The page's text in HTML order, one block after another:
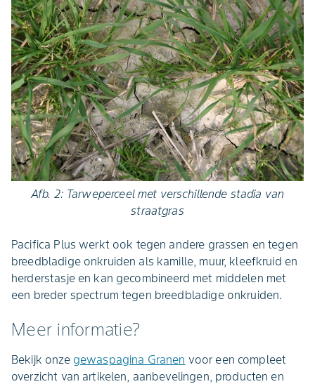
Afb. 2: Tarweperceel met verschillende stadia van
straatgras
Pacifica Plus werkt ook tegen andere grassen en tegen
breedbladige onkruiden als kamille, muur, kleefkruid en
herderstasje en kan gecombineerd met middelen met
een breder spectrum tegen breedbladige onkruiden.
Meer informatie?
Bekijk onze gewaspagina Granen voor een compleet
overzicht van artikelen, aanbevelingen, producten en